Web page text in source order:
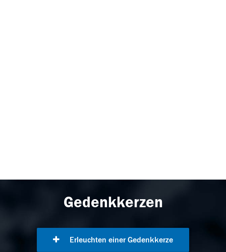
Gedenkkerzen
Erleuchten einer Gedenkkerze